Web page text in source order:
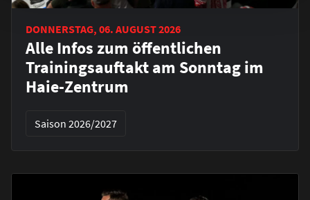
DONNERSTAG, 06. AUGUST 2026
Alle Infos zum öffentlichen
Trainingsauftakt am Sonntag im
Haie-Zentrum
Saison 2026/2027